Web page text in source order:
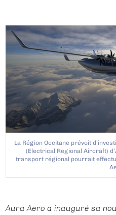
La Région Occitane prévoit
(Electrical Regional Aircraft)
transport régional pourrait
Aura Aero a inauguré sa